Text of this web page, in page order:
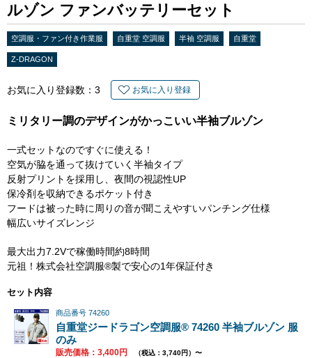
ルゾン ファンバッテリーセット
空調服・ファン付き作業服 自重堂 空調服 半袖 空調服 自重堂
Z-DRAGON
お気に入り登録数： 3 お気に入り登録
ミリタリー調のデザインがかっこいい半袖ブルゾン
一式セットなのですぐに使える！
空気が脇を通って抜けていく半袖タイプ
反射プリントを採用し、夜間の視認性UP
保冷剤を収納できるポケット付き
フードは被った時に周りの音が聞こえやすいパンチング仕様
幅広いサイズレンジ
最大出力7.2Vで稼働時間約8時間
元祖！株式会社空調服®製で安心の1年保証付き
セット内容
商品番号 74260
自重堂ジードラゴン空調服® 74260 半袖ブルゾン 服
のみ
販売価格：3,400円 （税込：3,740円）〜